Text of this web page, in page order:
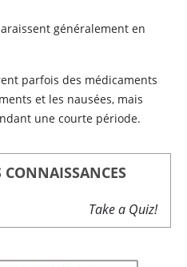
généralement en
parfois des médicaments
et les nausées, mais
une courte période.
CONNAISSANCES
Take a Quiz!